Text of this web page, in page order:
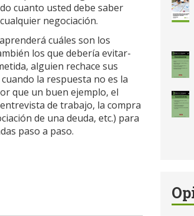
cuanto usted debe saber
negociación.
cuáles son los
los que debería evitar-
alguien rechace sus
la respuesta no es la
que un buen ejemplo, el
de trabajo, la compra
de una deuda, etc.) para
paso a paso.